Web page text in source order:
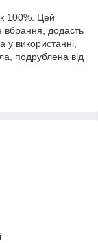
100%. Цей
вбрання, додасть
у використанні,
подрублена від